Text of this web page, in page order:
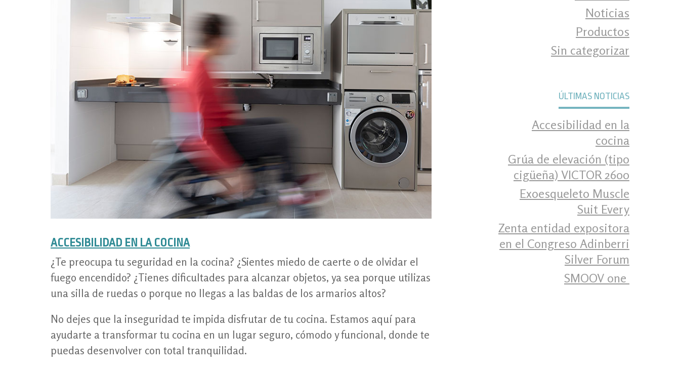
ACCESIBILIDAD EN LA COCINA
¿Te preocupa tu seguridad en la cocina? ¿Sientes miedo de caerte o de olvidar el
fuego encendido? ¿Tienes dificultades para alcanzar objetos, ya sea porque utilizas
una silla de ruedas o porque no llegas a las baldas de los armarios altos?
No dejes que la inseguridad te impida disfrutar de tu cocina. Estamos aquí para
ayudarte a transformar tu cocina en un lugar seguro, cómodo y funcional, donde te
puedas desenvolver con total tranquilidad.
Noticias
Productos
Sin categorizar
ÚLTIMAS NOTICIAS
Accesibilidad en la
cocina
Grúa de elevación (tipo
cigüeña) VICTOR 2600
Exoesqueleto Muscle
Suit Every
Zenta entidad expositora
en el Congreso Adinberri
Silver Forum
SMOOV one ‍